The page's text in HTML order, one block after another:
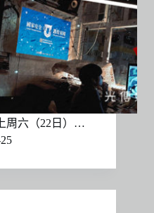
周六（22日）…